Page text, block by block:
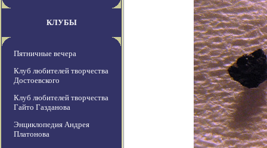
КЛУБЫ
Пятничные вечера
Клуб любителей творчества
Достоевского
Клуб любителей творчества
Гайто Газданова
Энциклопедия Андрея
Платонова